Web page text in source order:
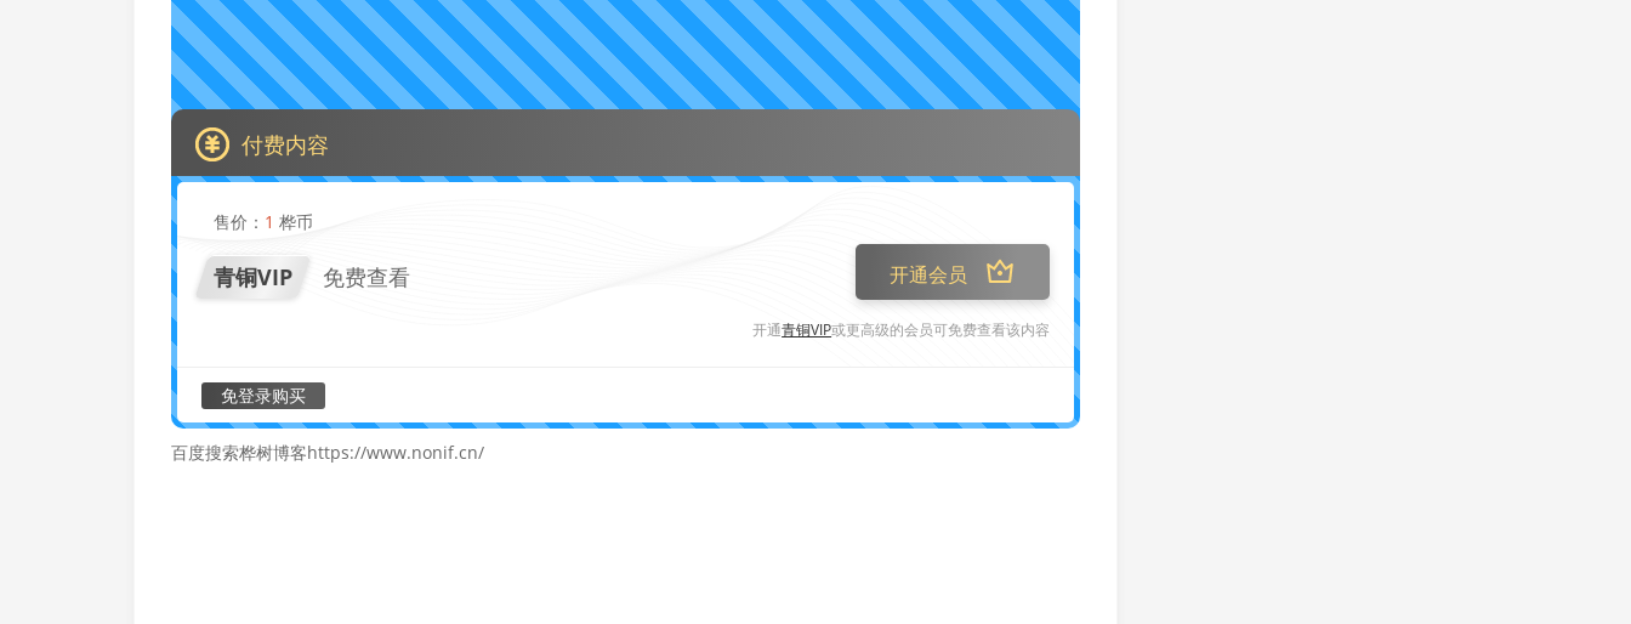
付费内容
售价： 1 桦币
青铜VIP 免费查看 开通会员
开通青铜VIP或更高级的会员可免费查看该内容
免登录购买
百度搜索桦树博客https://www.nonif.cn/